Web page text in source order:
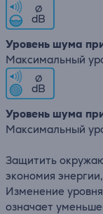
∅
dB
Уровень шума
Максимальный
∅
dB
Уровень шума
Максимальный
Защитить
экономия
Изменение
означает